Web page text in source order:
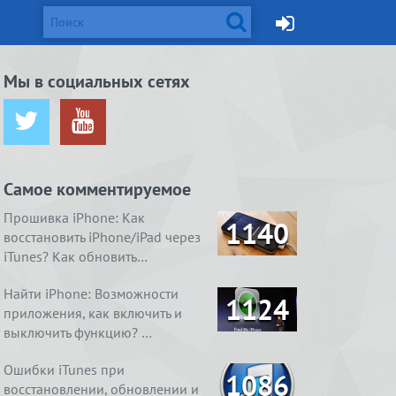
…
4 способа, как очистить
Real Boxing 2 ROCKY.
Ничего
Мы в социальных сетях
Самое комментируемое
Прошивка iPhone: Как
восстановить iPhone/iPad через
iTunes? Как обновить…
1140
Найти iPhone: Возможности
приложения, как включить и
выключить функцию? …
1124
Ошибки iTunes при
восстановлении, обновлении и
1086